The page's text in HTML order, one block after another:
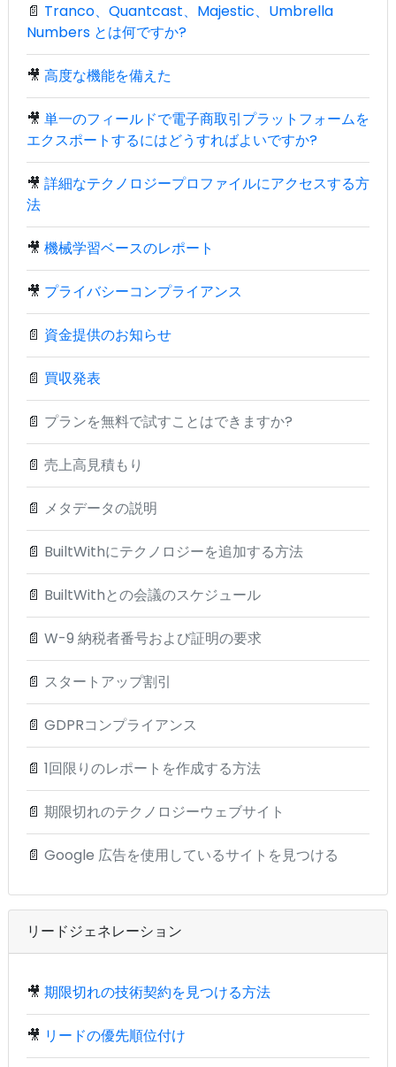
📄 Tranco、Quantcast、Majestic、Umbrella
Numbers とは何ですか?
🎥 高度な機能を備えた
🎥 単一のフィールドで電子商取引プラットフォームを
エクスポートするにはどうすればよいですか?
🎥 詳細なテクノロジープロファイルにアクセスする方
法
🎥 機械学習ベースのレポート
🎥 プライバシーコンプライアンス
📄 資金提供のお知らせ
📄 買収発表
📄 プランを無料で試すことはできますか?
📄 売上高見積もり
📄 メタデータの説明
📄 BuiltWithにテクノロジーを追加する方法
📄 BuiltWithとの会議のスケジュール
📄 W-9 納税者番号および証明の要求
📄 スタートアップ割引
📄 GDPRコンプライアンス
📄 1回限りのレポートを作成する方法
📄 期限切れのテクノロジーウェブサイト
📄 Google 広告を使用しているサイトを見つける
リードジェネレーション
🎥 期限切れの技術契約を見つける方法
🎥 リードの優先順位付け